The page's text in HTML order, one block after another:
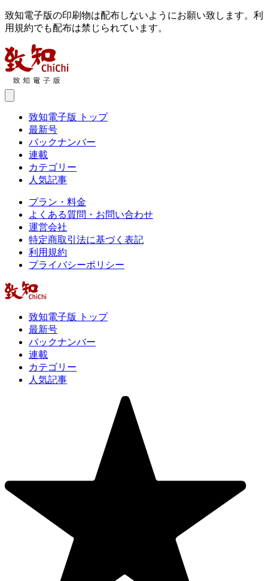
致知電子版の印刷物は配布しないようにお願い致します。利
用規約でも配布は禁じられています。
致知電子版 トップ
最新号
バックナンバー
連載
カテゴリー
人気記事
プラン・料金
よくある質問・お問い合わせ
運営会社
特定商取引法に基づく表記
利用規約
プライバシーポリシー
致知電子版 トップ
最新号
バックナンバー
連載
カテゴリー
人気記事